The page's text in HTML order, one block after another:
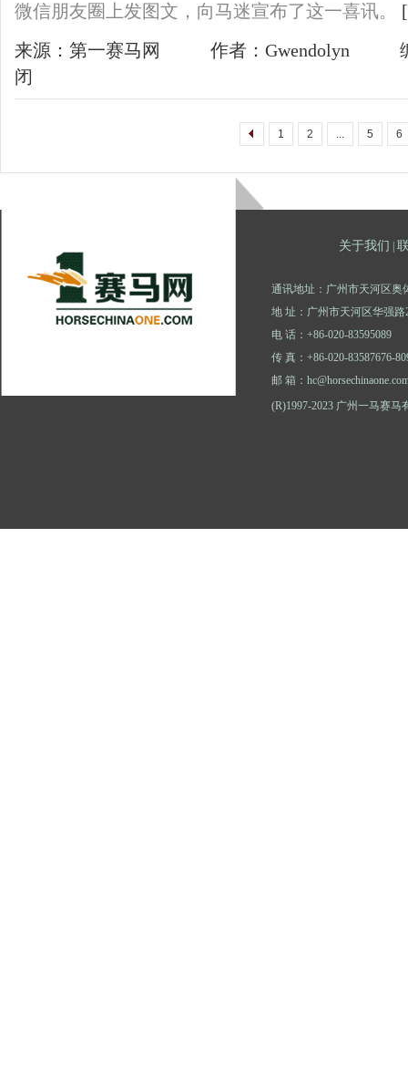
微信朋友圈上发图文，向马迷宣布了这一喜讯。
来源：第一赛马网
作者：Gwendolyn
闭
1 2 ... 5 6
关于我们
通讯地址：广州市天河区奥
地 址：广州市天河区华强路
电 话：+86-020-83595089
传 真：+86-020-83587676-
邮 箱：
(R)1997-2023 广州一马赛马